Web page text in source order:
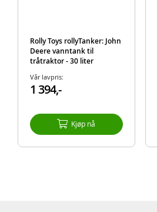
Rolly Toys rollyTanker: John
Deere vanntank til
tråtraktor - 30 liter
Vår lavpris:
1 394,-
Kjøp nå